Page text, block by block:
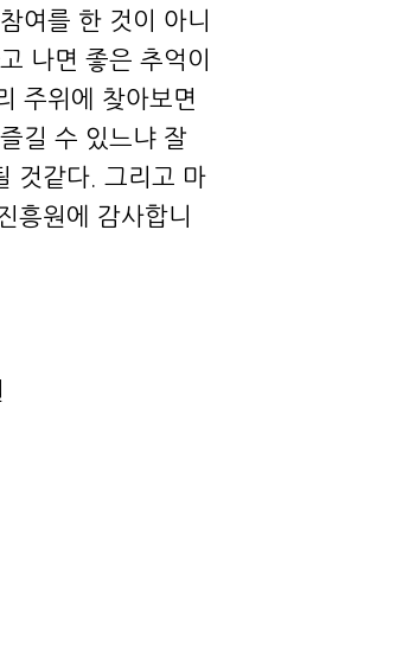
여를 한 것이 아니
나면 좋은 추억이
주위에 찾아보면
길 수 있느냐 잘
것같다. 그리고 마
흥원에 감사합니